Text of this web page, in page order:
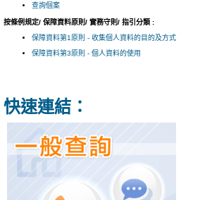
查詢個案
按條例規定/ 保障資料原則/ 實務守則/ 指引分類 :
保障資料第1原則 - 收集個人資料的目的及方式
保障資料第3原則 - 個人資料的使用
快速連結：